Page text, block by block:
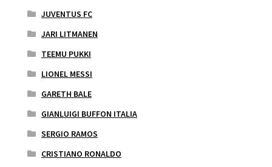
JUVENTUS FC
JARI LITMANEN
TEEMU PUKKI
LIONEL MESSI
GARETH BALE
GIANLUIGI BUFFON ITALIA
SERGIO RAMOS
CRISTIANO RONALDO